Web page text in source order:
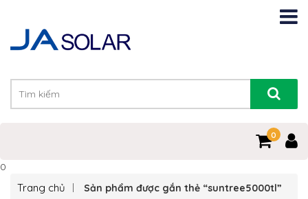
0
0
Trang chủ Sản phẩm được gắn thẻ “suntree5000tl”